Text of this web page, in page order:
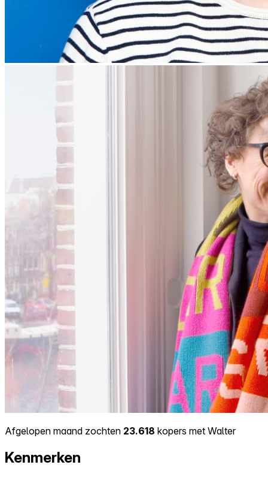
Afgelopen maand zochten 23.618 kopers met Walter
Kenmerken